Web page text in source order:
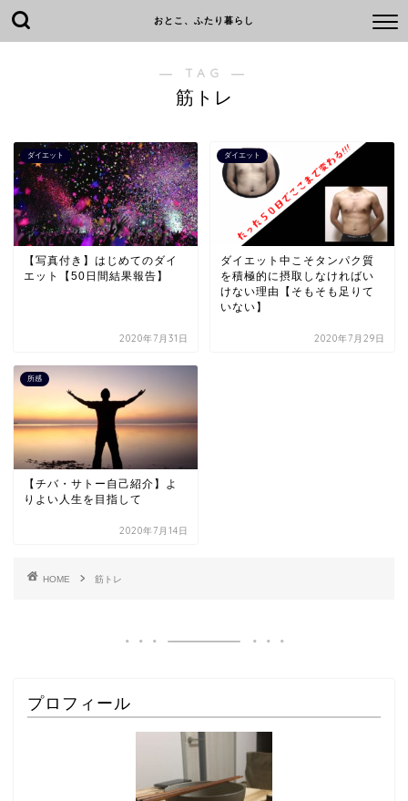
おとこ、ふたり暮らし
― TAG ―
筋トレ
ダイエット
【写真付き】はじめてのダイ
エット【50日間結果報告】
2020年7月31日
ダイエット
ダイエット中こそタンパク質
を積極的に摂取しなければい
けない理由【そもそも足りて
いない】
2020年7月29日
所感
【チバ・サトー自己紹介】よ
りよい人生を目指して
2020年7月14日
HOME 筋トレ
プロフィール